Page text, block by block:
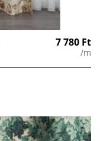
7 780 Ft
/m